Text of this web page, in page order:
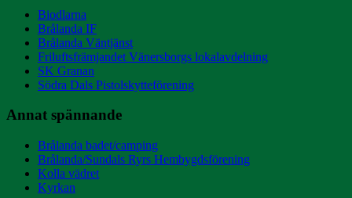
Biodlarna
Brålanda IF
Brålanda Väntjänst
Friluftsfrämjandet Vänersborgs lokalavdelning
SK Granan
Södra Dals Pistolskytteförening
Annat spännande
Brålanda badet/camping
Brålanda/Sundals Ryrs Hembygdsförening
Kolla vädret
Kyrkan